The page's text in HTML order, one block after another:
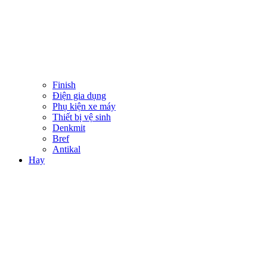
Finish
Điện gia dụng
Phụ kiện xe máy
Thiết bị vệ sinh
Denkmit
Bref
Antikal
Hay